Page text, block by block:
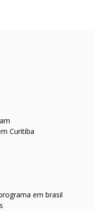
Curitiba
em brasil